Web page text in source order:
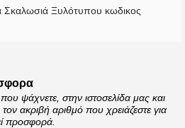
Σκαλωσιά Ξυλότυπου κωδικος
ψάχνετε, στην ιστοσελίδα μας και
ακριβή αριθμό που χρειάζεστε για
προσφορά.